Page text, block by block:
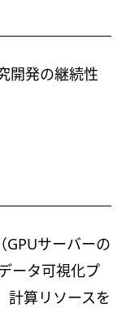
開発の継続性
サーバーの
ータ可視化プ
計算リソースを